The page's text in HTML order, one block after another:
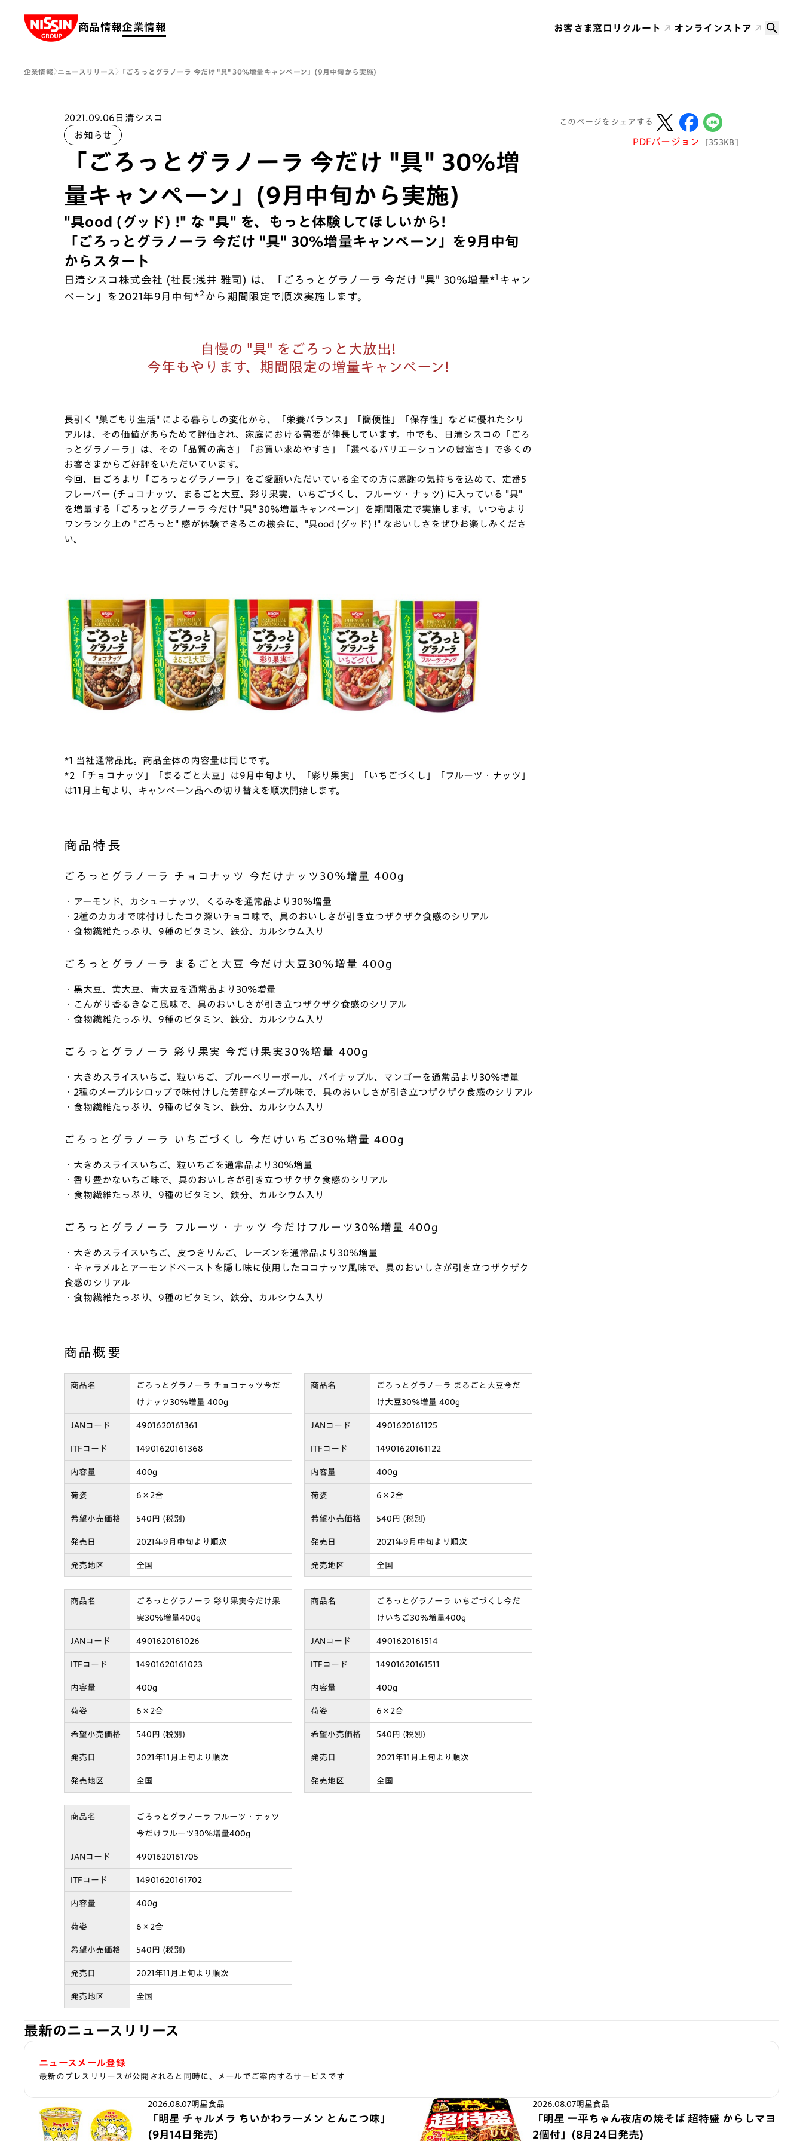
Nissin Group
商品情報企業情報 お客さま窓口 リクルート オンラインストア
企業情報 ニュースリリース 「ごろっとグラノーラ 今だけ "具" 30％増量キャンペーン」(9月中旬から実施)
2021.09.06 日清シスコ
お知らせ
「ごろっとグラノーラ 今だけ "具" 30％増
量キャンペーン」(9月中旬から実施)
"具ood (グッド) !" な "具" を、もっと体験してほしいから!
「ごろっとグラノーラ 今だけ "具" 30％増量キャンペーン」を9月中旬
からスタート
日清シスコ株式会社 (社長:浅井 雅司) は、「ごろっとグラノーラ 今だけ "具" 30%増量*1 キャン
ペーン」を2021年9月中旬*2 から期間限定で順次実施します。
自慢の "具" をごろっと大放出!
今年もやります、期間限定の増量キャンペーン!
長引く "巣ごもり生活" による暮らしの変化から、「栄養バランス」「簡便性」「保存性」などに優れたシリ
アルは、その価値があらためて評価され、家庭における需要が伸長しています。中でも、日清シスコの「ごろ
っとグラノーラ」は、その「品質の高さ」「お買い求めやすさ」「選べるバリエーションの豊富さ」で多くの
お客さまからご好評をいただいています。
今回、日ごろより「ごろっとグラノーラ」をご愛顧いただいている全ての方に感謝の気持ちを込めて、定番5
フレーバー (チョコナッツ、まるごと大豆、彩り果実、いちごづくし、フルーツ・ナッツ) に入っている "具"
を増量する「ごろっとグラノーラ 今だけ "具" 30%増量キャンペーン」を期間限定で実施します。いつもより
ワンランク上の "ごろっと" 感が体験できるこの機会に、"具ood (グッド) !" なおいしさをぜひお楽しみくださ
い。
*1 当社通常品比。商品全体の内容量は同じです。
*2 「チョコナッツ」「まるごと大豆」は9月中旬より、「彩り果実」「いちごづくし」「フルーツ・ナッツ」
は11月上旬より、キャンペーン品への切り替えを順次開始します。
商品特長
ごろっとグラノーラ チョコナッツ 今だけナッツ30%増量 400g
・アーモンド、カシューナッツ、くるみを通常品より30%増量
・2種のカカオで味付けしたコク深いチョコ味で、具のおいしさが引き立つザクザク食感のシリアル
・食物繊維たっぷり、9種のビタミン、鉄分、カルシウム入り
ごろっとグラノーラ まるごと大豆 今だけ大豆30%増量 400g
・黒大豆、黄大豆、青大豆を通常品より30%増量
・こんがり香るきなこ風味で、具のおいしさが引き立つザクザク食感のシリアル
・食物繊維たっぷり、9種のビタミン、鉄分、カルシウム入り
ごろっとグラノーラ 彩り果実 今だけ果実30%増量 400g
・大きめスライスいちご、粒いちご、ブルーベリーボール、パイナップル、マンゴーを通常品より30%増量
・2種のメープルシロップで味付けした芳醇なメープル味で、具のおいしさが引き立つザクザク食感のシリアル
・食物繊維たっぷり、9種のビタミン、鉄分、カルシウム入り
ごろっとグラノーラ いちごづくし 今だけいちご30%増量 400g
・大きめスライスいちご、粒いちごを通常品より30%増量
・香り豊かないちご味で、具のおいしさが引き立つザクザク食感のシリアル
・食物繊維たっぷり、9種のビタミン、鉄分、カルシウム入り
ごろっとグラノーラ フルーツ・ナッツ 今だけフルーツ30%増量 400g
・大きめスライスいちご、皮つきりんご、レーズンを通常品より30%増量
・キャラメルとアーモンドペーストを隠し味に使用したココナッツ風味で、具のおいしさが引き立つザクザク
食感のシリアル
・食物繊維たっぷり、9種のビタミン、鉄分、カルシウム入り
商品概要
商品名
ごろっとグラノーラ チョコナッツ今だ
けナッツ30%増量 400g
JANコード 4901620161361
ITFコード 14901620161368
内容量 400g
荷姿 6×2合
希望小売価格 540円 (税別)
発売日 2021年9月中旬より順次
発売地区 全国
商品名
ごろっとグラノーラ まるごと大豆今だ
け大豆30%増量 400g
JANコード 4901620161125
ITFコード 14901620161122
内容量 400g
荷姿 6×2合
希望小売価格 540円 (税別)
発売日 2021年9月中旬より順次
発売地区 全国
商品名
ごろっとグラノーラ 彩り果実今だけ果
実30%増量400g
JANコード 4901620161026
ITFコード 14901620161023
内容量 400g
荷姿 6×2合
希望小売価格 540円 (税別)
発売日 2021年11月上旬より順次
発売地区 全国
商品名
ごろっとグラノーラ いちごづくし今だ
けいちご30%増量400g
JANコード 4901620161514
ITFコード 14901620161511
内容量 400g
荷姿 6×2合
希望小売価格 540円 (税別)
発売日 2021年11月上旬より順次
発売地区 全国
商品名
ごろっとグラノーラ フルーツ・ナッツ
今だけフルーツ30%増量400g
JANコード 4901620161705
ITFコード 14901620161702
内容量 400g
荷姿 6×2合
希望小売価格 540円 (税別)
発売日 2021年11月上旬より順次
発売地区 全国
このページをシェアする
PDFバージョン [353KB]
最新のニュースリリース
ニュースメール登録
最新のプレスリリースが公開されると同時に、メールでご案内するサービスです
2026.08.07明星食品
「明星 チャルメラ ちいかわラーメン とんこつ味」
(9月14日発売)
2026.08.07明星食品
「明星 一平ちゃん夜店の焼そば 超特盛 からしマヨ
2個付」(8月24日発売)